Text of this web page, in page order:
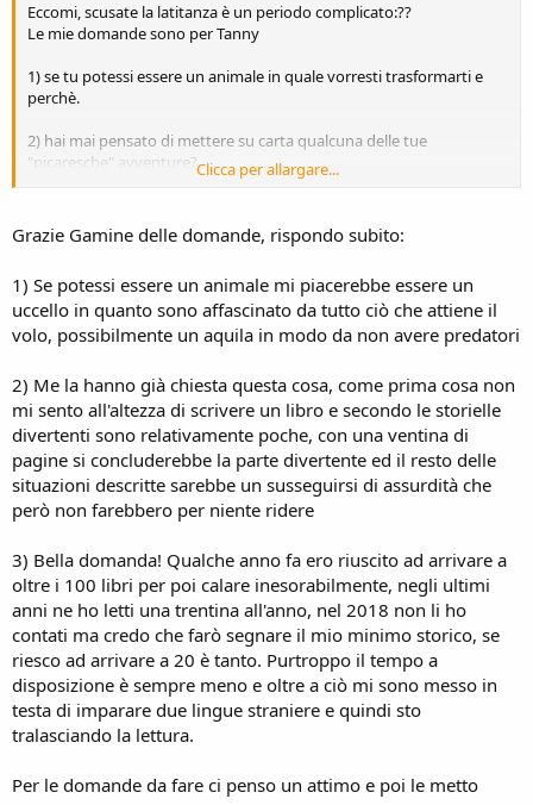
Eccomi, scusate la latitanza è un periodo complicato:??
Le mie domande sono per Tanny
1) se tu potessi essere un animale in quale vorresti trasformarti e
perchè.
2) hai mai pensato di mettere su carta qualcuna delle tue
"picaresche" avventure?Clicca per allargare...
Grazie Gamine delle domande, rispondo subito:
1) Se potessi essere un animale mi piacerebbe essere un
uccello in quanto sono affascinato da tutto ciò che attiene il
volo, possibilmente un aquila in modo da non avere predatori
2) Me la hanno già chiesta questa cosa, come prima cosa non
mi sento all'altezza di scrivere un libro e secondo le storielle
divertenti sono relativamente poche, con una ventina di
pagine si concluderebbe la parte divertente ed il resto delle
situazioni descritte sarebbe un susseguirsi di assurdità che
però non farebbero per niente ridere
3) Bella domanda! Qualche anno fa ero riuscito ad arrivare a
oltre i 100 libri per poi calare inesorabilmente, negli ultimi
anni ne ho letti una trentina all'anno, nel 2018 non li ho
contati ma credo che farò segnare il mio minimo storico, se
riesco ad arrivare a 20 è tanto. Purtroppo il tempo a
disposizione è sempre meno e oltre a ciò mi sono messo in
testa di imparare due lingue straniere e quindi sto
tralasciando la lettura.
Per le domande da fare ci penso un attimo e poi le metto